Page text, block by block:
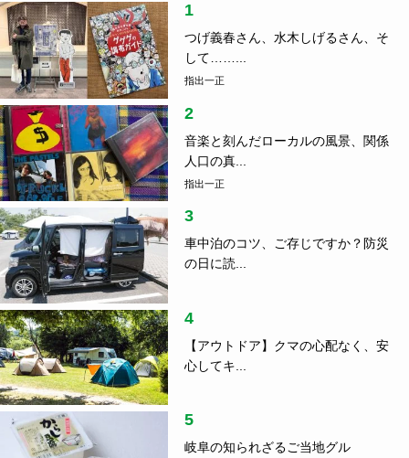
1
つげ義春さん、水木しげるさん、そ
して……...
指出一正
2
音楽と刻んだローカルの風景、関係
人口の真...
指出一正
3
車中泊のコツ、ご存じですか？防災
の日に読...
4
【アウトドア】クマの心配なく、安
心してキ...
5
岐阜の知られざるご当地グル